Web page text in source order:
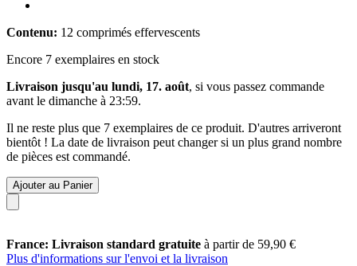
Contenu: 12 comprimés effervescents
Encore 7 exemplaires en stock
Livraison jusqu'au lundi, 17. août, si vous passez commande
avant le dimanche à 23:59.
Il ne reste plus que 7 exemplaires de ce produit. D'autres arriveront
bientôt ! La date de livraison peut changer si un plus grand nombre
de pièces est commandé.
Ajouter au Panier
France: Livraison standard gratuite à partir de 59,90 €
Plus d'informations sur l'envoi et la livraison